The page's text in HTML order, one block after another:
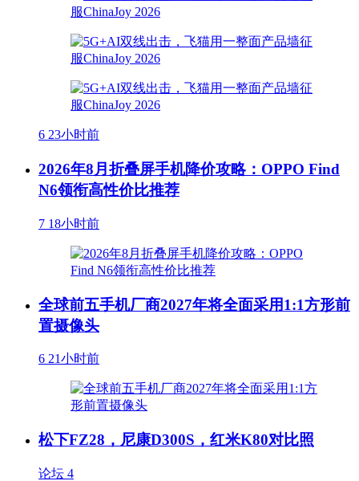
6 23小时前
2026年8月折叠屏手机降价攻略：OPPO Find
N6领衔高性价比推荐
7 18小时前
全球前五手机厂商2027年将全面采用1:1方形前
置摄像头
6 21小时前
松下FZ28，尼康D300S，红米K80对比照
论坛 4